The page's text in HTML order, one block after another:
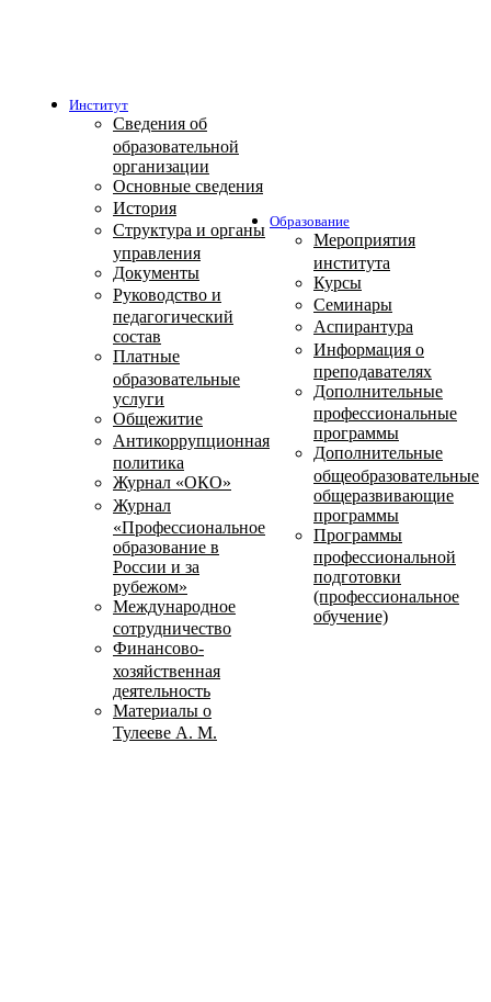
Институт
Сведения об
образовательной
организации
Основные сведения
История
Структура и органы
управления
Документы
Руководство и
педагогический
состав
Платные
образовательные
услуги
Общежитие
Антикоррупционная
политика
Журнал «ОКО»
Журнал
«Профессиональное
образование в
России и за
рубежом»
Международное
сотрудничество
Финансово-
хозяйственная
деятельность
Материалы о
Тулееве А. М.
Образование
Мероприятия
института
Курсы
Семинары
Аспирантура
Информация о
преподавателях
Дополнительные
профессиональные
программы
Дополнительные
общеобразовательные
общеразвивающие
программы
Программы
профессиональной
подготовки
(профессиональное
обучение)